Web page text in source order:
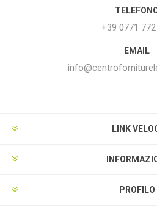
+39 0771
EMAIL
LINK
PROFILO